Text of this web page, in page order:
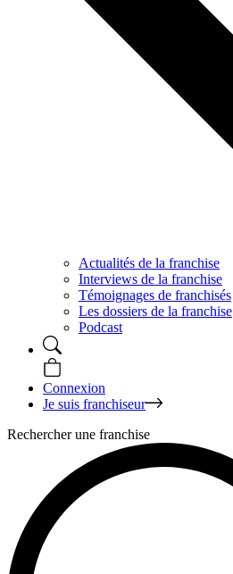
Actualités de la franchise
Interviews de la franchise
Témoignages de franchisés
Les dossiers de la franchise
Podcast
Connexion
Je suis franchiseur
Rechercher une franchise